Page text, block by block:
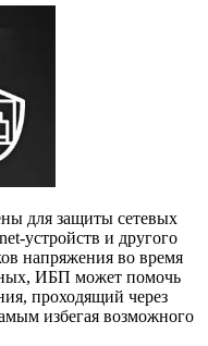
для защиты сетевых
устройств и другого
напряжения во время
ИБП может помочь
проходящий через
избегая возможного